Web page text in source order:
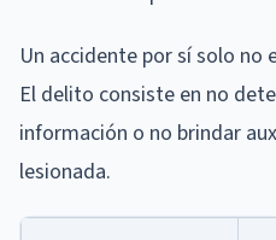
Un accidente por sí solo no
El delito consiste en no
información o no brindar
lesionada.